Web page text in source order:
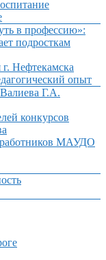
в профессию»:
подросткам
Нефтекамска
опыт
Г.А.
конкурсов
работников МАУДО